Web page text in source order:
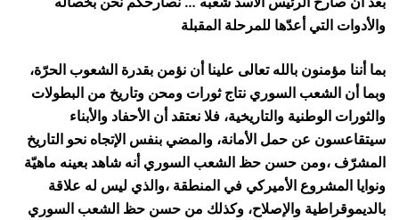
والأدوات التي أعدّها للمرحلة المقبلة
بما أننا مؤمنون بالله تعالى علينا أن نؤمن بقدرة الشعوب الحرّة،
وبما أن الشعب السوري نتاج ثورات ومحن وتاريخ من البطولات
والثورات الوطنية والتاريخية، فلا نعتقد أن الأحفاد والأبناء
سيتقاعسون عن حمل الأمانة، والمضي بنفس الإتجاه نحو التاريخ
المشرّف ،ومن حسن حظ الشعب السوري أنه شاهد بعينه ماهيّة
ونوايا المشروع الأميركي في المنطقة ،والذي ليس له علاقة
بالديموقراطية والإصلاح، وكذلك من حسن حظ الشعب السوري